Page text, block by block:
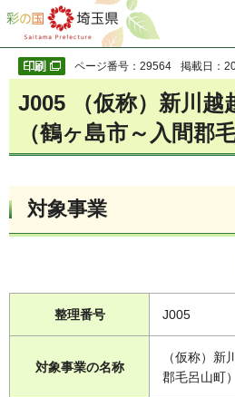
彩の国 埼玉県
ページ番号：29564 掲載日：
J005 （仮称）新川越
（鶴ヶ島市～入間郡
対象事業
整理番号 J005
対象事業の名称
（仮称）新
郡毛呂山町）